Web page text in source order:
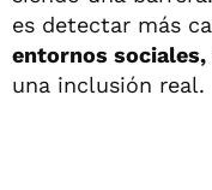
es detectar más
entornos
una inclusión real.